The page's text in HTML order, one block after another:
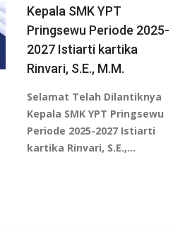
Kepala SMK YPT
Pringsewu Periode 2025-
2027 Istiarti kartika
Rinvari, S.E., M.M.
Selamat Telah Dilantiknya
Kepala SMK YPT Pringsewu
Periode 2025-2027 Istiarti
kartika Rinvari, S.E.,…